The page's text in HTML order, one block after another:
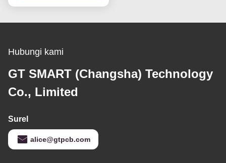
Hubungi kami
GT SMART (Changsha) Technology
Co., Limited
Surel
alice@gtpcb.com